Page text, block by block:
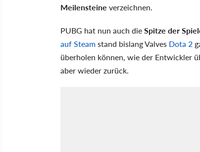
Meilensteine verzeichnen.
PUBG hat nun auch dieSpitze der
auf Steamstand bislang Valves Dota 2
überholen können, wie der Entwickler
aber wieder zurück.